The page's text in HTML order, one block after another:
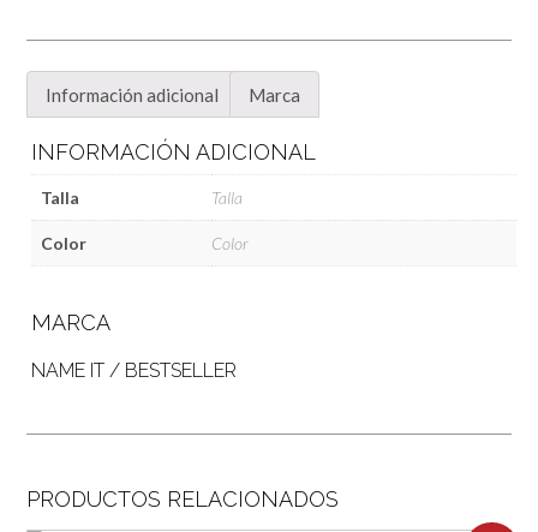
Información adicional Marca
INFORMACIÓN ADICIONAL
Talla Talla
Color Color
MARCA
NAME IT / BESTSELLER
PRODUCTOS RELACIONADOS